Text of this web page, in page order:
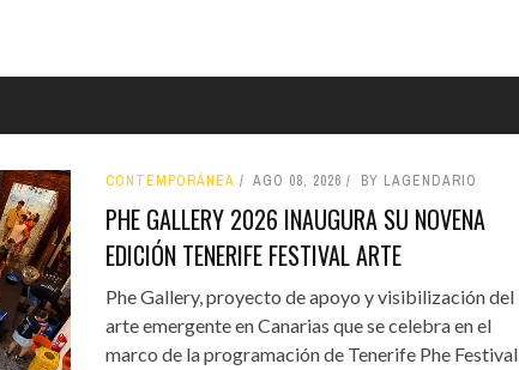
CONTEMPORÁNEA AGO 08, 2026 BY LAGENDARIO
PHE GALLERY 2026 INAUGURA SU NOVENA
EDICIÓN TENERIFE FESTIVAL ARTE
Phe Gallery, proyecto de apoyo y visibilización del
arte emergente en Canarias que se celebra en el
marco de la programación de Tenerife Phe Festival